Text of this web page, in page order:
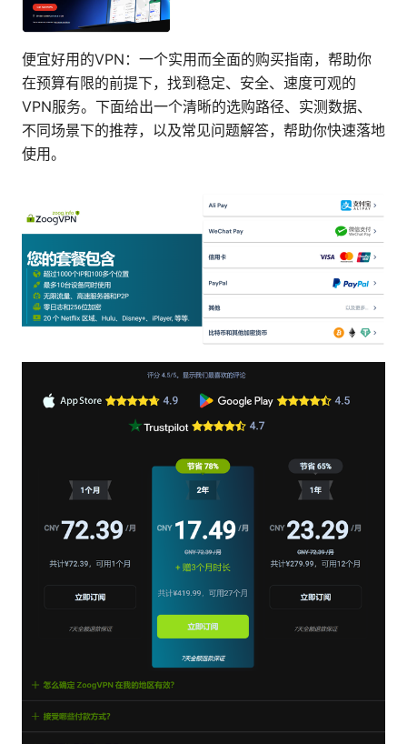
便宜好用的VPN：一个实用而全面的购买指南，帮助你
在预算有限的前提下，找到稳定、安全、速度可观的
VPN服务。下面给出一个清晰的选购路径、实测数据、
不同场景下的推荐，以及常见问题解答，帮助你快速落地
使用。